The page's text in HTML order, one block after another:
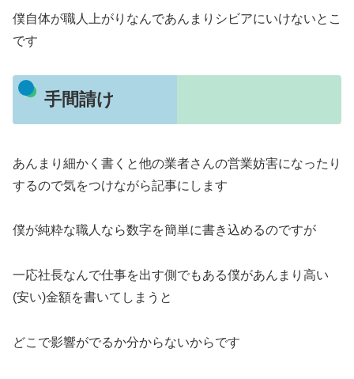
僕自体が職人上がりなんであんまりシビアにいけないとこ
です
手間請け
あんまり細かく書くと他の業者さんの営業妨害になったり
するので気をつけながら記事にします
僕が純粋な職人なら数字を簡単に書き込めるのですが
一応社長なんで仕事を出す側でもある僕があんまり高い
(安い)金額を書いてしまうと
どこで影響がでるか分からないからです